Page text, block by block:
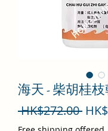
海天 - 柴胡桂
HK$272.00 一
般